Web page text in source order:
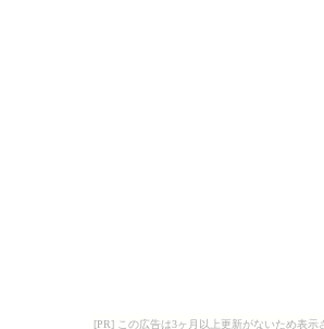
[PR] この広告は3ヶ月以上更新がないため表示